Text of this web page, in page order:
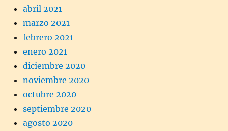
abril 2021
marzo 2021
febrero 2021
enero 2021
diciembre 2020
noviembre 2020
octubre 2020
septiembre 2020
agosto 2020